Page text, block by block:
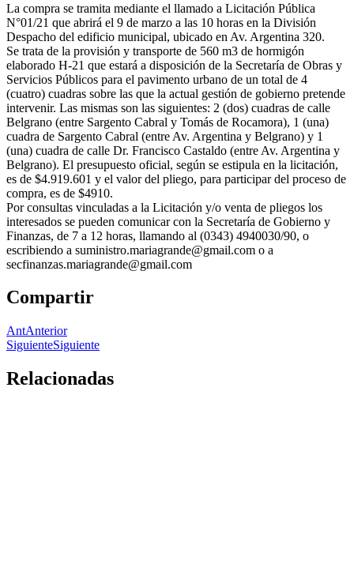
La compra se tramita mediante el llamado a Licitación Pública
N°01/21 que abrirá el 9 de marzo a las 10 horas en la División
Despacho del edificio municipal, ubicado en Av. Argentina 320.
Se trata de la provisión y transporte de 560 m3 de hormigón
elaborado H-21 que estará a disposición de la Secretaría de Obras y
Servicios Públicos para el pavimento urbano de un total de 4
(cuatro) cuadras sobre las que la actual gestión de gobierno pretende
intervenir. Las mismas son las siguientes: 2 (dos) cuadras de calle
Belgrano (entre Sargento Cabral y Tomás de Rocamora), 1 (una)
cuadra de Sargento Cabral (entre Av. Argentina y Belgrano) y 1
(una) cuadra de calle Dr. Francisco Castaldo (entre Av. Argentina y
Belgrano). El presupuesto oficial, según se estipula en la licitación,
es de $4.919.601 y el valor del pliego, para participar del proceso de
compra, es de $4910.
Por consultas vinculadas a la Licitación y/o venta de pliegos los
interesados se pueden comunicar con la Secretaría de Gobierno y
Finanzas, de 7 a 12 horas, llamando al (0343) 4940030/90, o
escribiendo a suministro.mariagrande@gmail.com o a
secfinanzas.mariagrande@gmail.com
Compartir
AntAnterior
SiguienteSiguiente
Relacionadas